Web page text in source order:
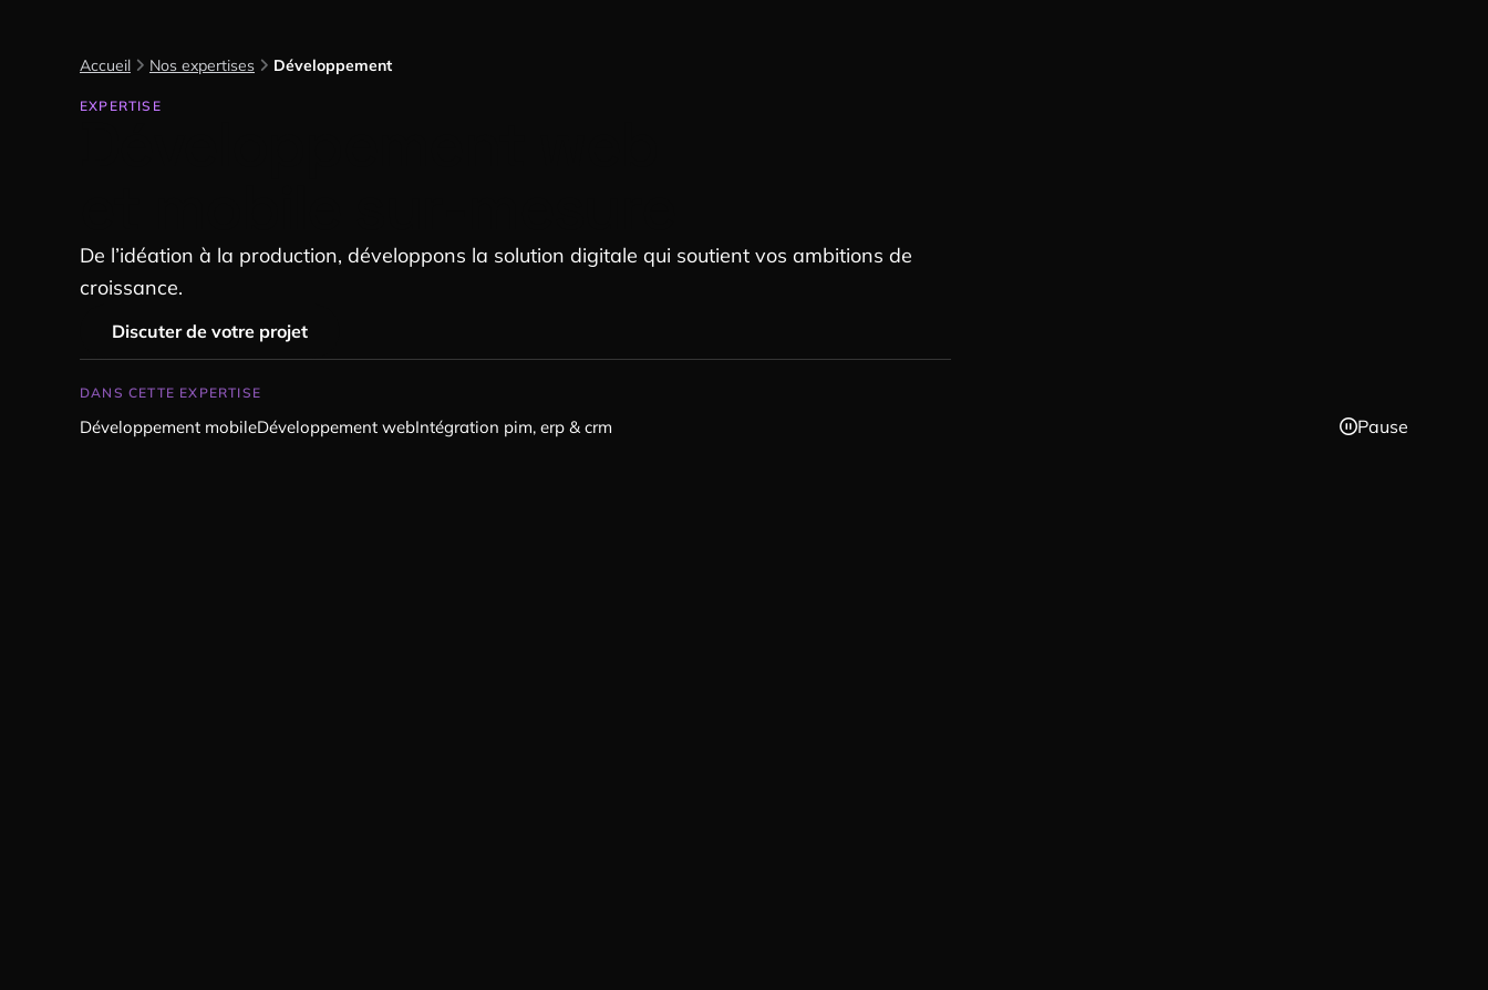
Accueil Nos expertises Développement
EXPERTISE
De l’idéation à la production, développons la solution digitale qui soutient vos ambitions de
croissance.
Discuter de votre projet
DANS CETTE EXPERTISE
Développement mobileDéveloppement webIntégration pim, erp & crm Pause